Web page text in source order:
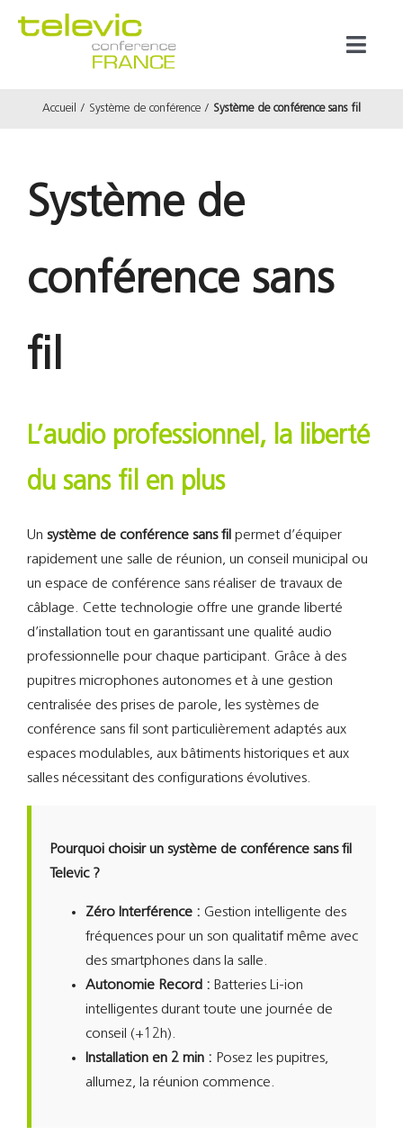
Produits
Accueil Système de conférence Système de conférence sans fil
Système de
conférence sans
fil
L’audio professionnel, la liberté
du sans fil en plus
Un système de conférence sans fil permet d’équiper
rapidement une salle de réunion, un conseil municipal ou
un espace de conférence sans réaliser de travaux de
câblage. Cette technologie offre une grande liberté
d’installation tout en garantissant une qualité audio
professionnelle pour chaque participant. Grâce à des
pupitres microphones autonomes et à une gestion
centralisée des prises de parole, les systèmes de
conférence sans fil sont particulièrement adaptés aux
espaces modulables, aux bâtiments historiques et aux
salles nécessitant des configurations évolutives.
Pourquoi choisir un système de conférence sans fil
Televic ?
Zéro Interférence : Gestion intelligente des
fréquences pour un son qualitatif même avec
des smartphones dans la salle.
Autonomie Record : Batteries Li-ion
intelligentes durant toute une journée de
conseil (+12h).
Installation en 2 min : Posez les pupitres,
allumez, la réunion commence.